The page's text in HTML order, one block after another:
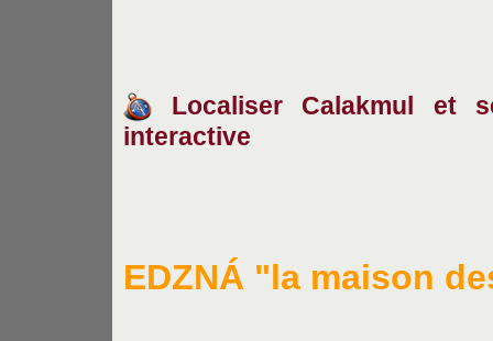
Localiser Calakmul et
interactive
EDZNÁ "la maison